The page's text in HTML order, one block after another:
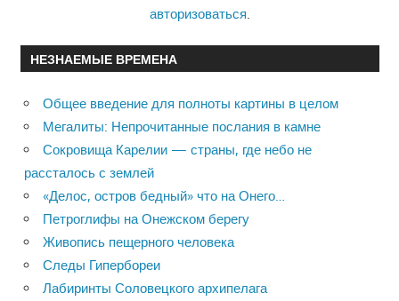
авторизоваться
НЕЗНАЕМЫЕ ВРЕМЕНА
Общее введение для полноты картины в целом
Мегалиты: Непрочитанные послания в камне
Сокровища Карелии — страны, где небо не
рассталось с землей
«Делос, остров бедный» что на Онего…
Петроглифы на Онежском берегу
Живопись пещерного человека
Следы Гипербореи
Лабиринты Соловецкого архипелага